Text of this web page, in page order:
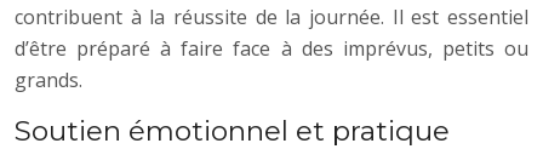
contribuent à la réussite de la journée. Il est essentiel
d’être préparé à faire face à des imprévus, petits ou
grands.
Soutien émotionnel et pratique